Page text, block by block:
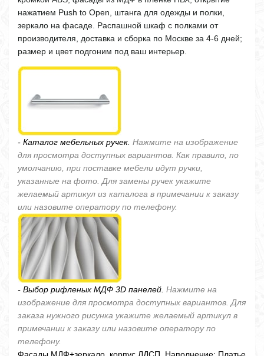
нажатием Push to Open, штанга для одежды и полки,
зеркало на фасаде. Распашной шкаф с полками от
производителя, доставка и сборка по Москве за 4-6 дней;
размер и цвет подгоним под ваш интерьер.
- Каталог мебельных ручек. Нажмите на изображение
для просмотра доступных вариантов. Как правило, по
умолчанию, при поставке мебели идут ручки,
указанные на фото. Для замены ручек укажите
желаемый артикул из каталога в примечании к заказу
или назовите оператору по телефону.
- Выбор рифленых МДФ 3D панелей. Нажмите на
изображение для просмотра доступных вариантов. Для
заказа нужного рисунка укажите желаемый артикул в
примечании к заказу или назовите оператору по
телефону.